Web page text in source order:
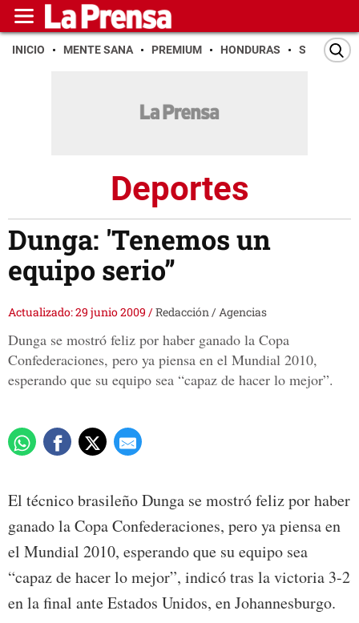
INICIO MENTE SANA PREMIUM HONDURAS SAN PEDRO
Deportes
Dunga: 'Tenemos un
equipo serio”
Actualizado: 29 junio 2009 /Redacción / Agencias
Dunga se mostró feliz por haber ganado la Copa
Confederaciones, pero ya piensa en el Mundial 2010,
esperando que su equipo sea “capaz de hacer lo mejor”.
El técnico brasileño Dunga se mostró feliz por haber
ganado la Copa Confederaciones, pero ya piensa en
el Mundial 2010, esperando que su equipo sea
“capaz de hacer lo mejor”, indicó tras la victoria 3-2
en la final ante Estados Unidos, en Johannesburgo.